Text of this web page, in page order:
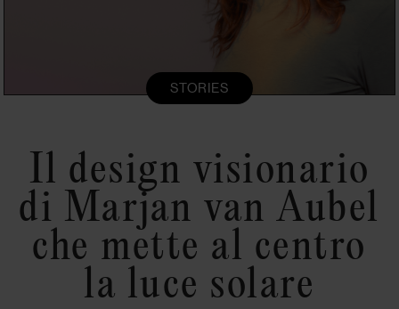
STORIES
Il design visionario
di Marjan van Aubel
che mette al centro
la luce solare